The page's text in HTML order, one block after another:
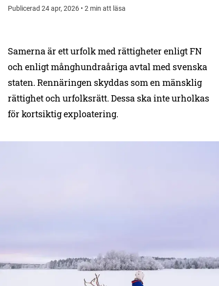
Publicerad 24 apr, 2026 • 2 min att läsa
Samerna är ett urfolk med rättigheter enligt FN
och enligt månghundraåriga avtal med svenska
staten. Rennäringen skyddas som en mänsklig
rättighet och urfolksrätt. Dessa ska inte urholkas
för kortsiktig exploatering.